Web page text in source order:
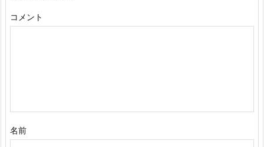
コメント
名前